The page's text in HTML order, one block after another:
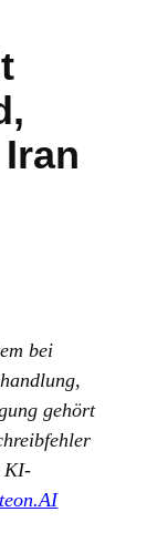
bei
gehört
KI-